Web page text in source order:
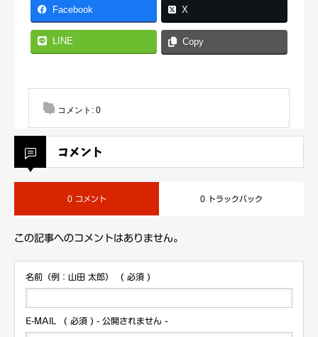
Facebook X
LINE Copy
コメント: 0
コメント
0 コメント 0 トラックバック
この記事へのコメントはありません。
名前（例：山田 太郎） ( 必須 )
E-MAIL ( 必須 ) - 公開されません -